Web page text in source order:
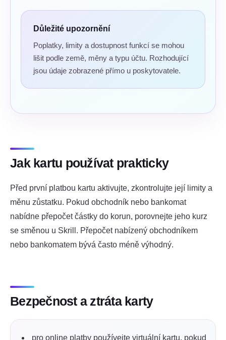
Důležité upozornění
Poplatky, limity a dostupnost funkcí se mohou
lišit podle země, měny a typu účtu. Rozhodující
jsou údaje zobrazené přímo u poskytovatele.
Jak kartu používat prakticky
Před první platbou kartu aktivujte, zkontrolujte její limity a
měnu zůstatku. Pokud obchodník nebo bankomat
nabídne přepočet částky do korun, porovnejte jeho kurz
se směnou u Skrill. Přepočet nabízený obchodníkem
nebo bankomatem bývá často méně výhodný.
Bezpečnost a ztráta karty
pro online platby používejte virtuální kartu, pokud